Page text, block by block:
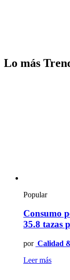
Lo más
Popular
Consumo
35.8 tazas
por Calidad
Leer más